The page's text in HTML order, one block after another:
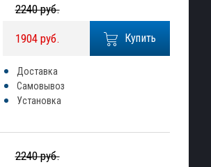
Купить
2240 руб.
1904 руб.
Доставка
Самовывоз
Установка
2240 руб.